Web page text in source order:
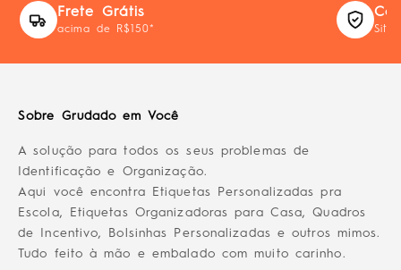
Frete Grátis
acima de R$150* Site
Sobre Grudado em Você
A solução para todos os seus problemas de
Identificação e Organização.
Aqui você encontra Etiquetas Personalizadas pra
Escola, Etiquetas Organizadoras para Casa, Quadros
de Incentivo, Bolsinhas Personalizadas e outros mimos.
Tudo feito à mão e embalado com muito carinho.